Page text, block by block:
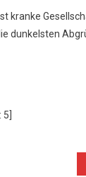
kranke
dunkelsten
5